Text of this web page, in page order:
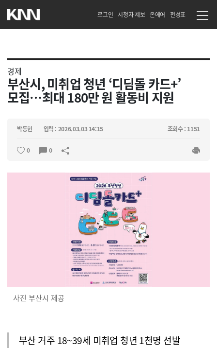
로그인 시청자 제보 온에어 편성표
경제
부산시, 미취업 청년 ‘디딤돌 카드+’
모집…최대 180만 원 활동비 지원
박동현 입력 : 2026.03.03 14:15 조회수 : 1151
0 0
사진 부산시 제공
부산 거주 18~39세 미취업 청년 1천명 선발